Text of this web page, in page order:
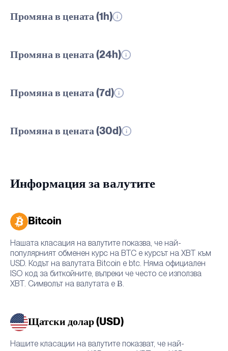
Промяна в цената (1h)
Промяна в цената (24h)
Промяна в цената (7d)
Промяна в цената (30d)
Информация за валутите
Bitcoin
Нашата класация на валутите показва, че най-
популярният обменен курс на BTC е курсът на XBT към
USD. Кодът на валутата Bitcoin е btc. Няма официален
ISO код за биткойните, въпреки че често се използва
XBT. Символът на валутата е Ƀ.
Щатски долар (USD)
Нашите класации на валутите показват, че най-